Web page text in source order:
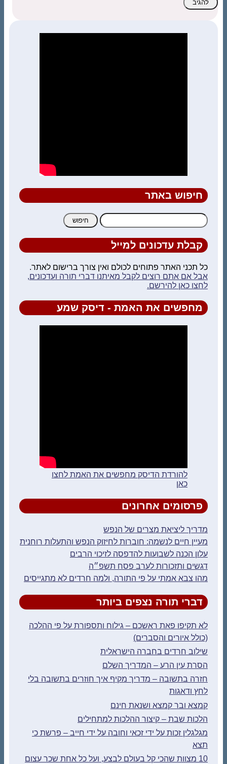
חיפוש באתר
חיפוש:
קבלת עדכונים למייל
כל תכני האתר פתוחים לכולם ואין צורך ברישום לאתר.
אבל אם אתם רוצים לקבל מאיתנו דברי תורה ועדכונים,
לחצו כאן להירשם.
מחפשים את האמת - דיסק שמע
להורדת הדיסק מחפשים את האמת לחצו
כאן
פרסומים אחרונים
מדריך ליציאת מצרים של הנפש
מעיין חיים לנשמה: חוברות לחיזוק הנפש והתעלות רוחנית
עלון הכנה לשבועות להדפסה לזיכוי הרבים
דגשים ותזכורות לערב פסח תשפ״ה
מהו צבא אמתי על פי התורה, ולמה חרדים לא מתגייסים
דברי תורה נצפים ביותר
לא תקיפו פאת ראשכם – גילוח ותספורת על פי ההלכה
(כולל איורים והסברים)
שילוב חרדים בחברה הישראלית
הסרת עין הרע – המדריך השלם
חזרה בתשובה – מדריך מקיף איך חוזרים בתשובה בלי
לחץ ודאגות
קמצא ובר קמצא ושנאת חינם
הלכות שבת – קיצור ההלכות למתחילים
מגלגלין זכות על ידי זכאי וחובה על ידי חייב – פרשת כי
תצא
10 מצוות שהכי קל בעולם לבצע, ועל כל אחת שכר עצום